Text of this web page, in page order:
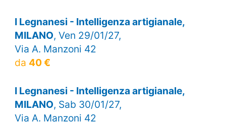
I Legnanesi - Intelligenza artigianale,
MILANO, Ven 29/01/27,
Via A. Manzoni 42
da 40 €
I Legnanesi - Intelligenza artigianale,
MILANO, Sab 30/01/27,
Via A. Manzoni 42